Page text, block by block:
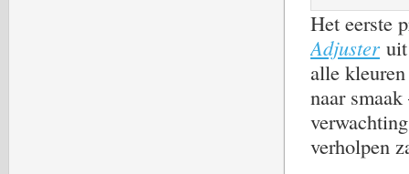
Het eerste
Adjuster
alle
naar
verholpen